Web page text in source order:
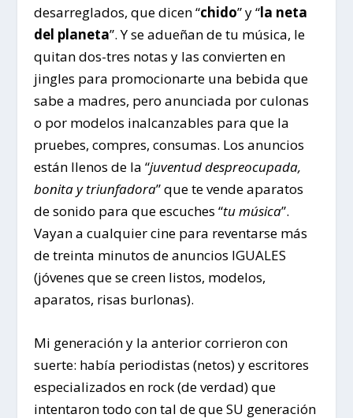
desarreglados, que dicen “chido” y “la neta
del planeta”. Y se adueñan de tu música, le
quitan dos-tres notas y las convierten en
jingles para promocionarte una bebida que
sabe a madres, pero anunciada por culonas
o por modelos inalcanzables para que la
pruebes, compres, consumas. Los anuncios
están llenos de la “juventud despreocupada,
bonita y triunfadora” que te vende aparatos
de sonido para que escuches “tu música”.
Vayan a cualquier cine para reventarse más
de treinta minutos de anuncios IGUALES
(jóvenes que se creen listos, modelos,
aparatos, risas burlonas).
Mi generación y la anterior corrieron con
suerte: había periodistas (netos) y escritores
especializados en rock (de verdad) que
intentaron todo con tal de que SU generación